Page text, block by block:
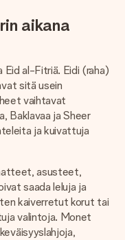
aikana
Eid al-Fitriä. Eidi (raha)
sitä usein
vaihtavat
Baklavaa ja Sheer
ja kuivattuja
asusteet,
saada leluja ja
kaiverretut korut tai
valintoja. Monet